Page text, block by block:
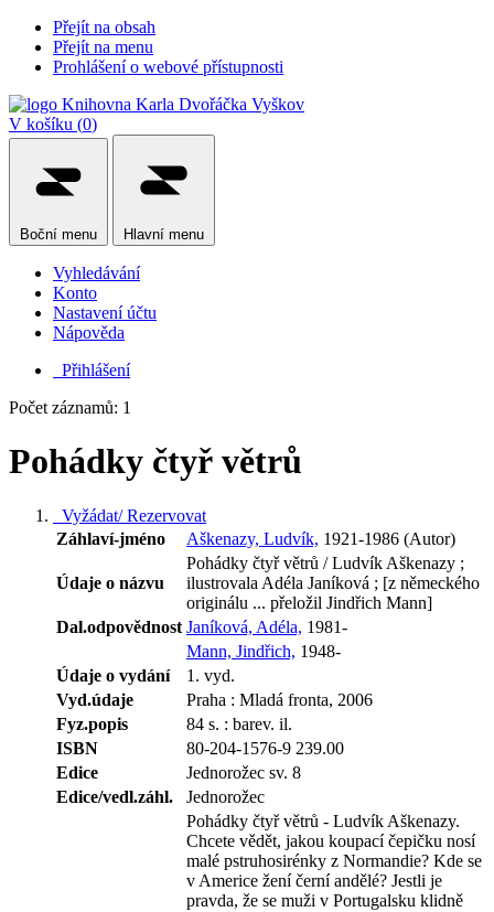
Přejít na obsah
Přejít na menu
Prohlášení o webové přístupnosti
V košíku (0)
Boční menu Hlavní menu
Vyhledávání
Konto
Nastavení účtu
Nápověda
Přihlášení
Počet záznamů: 1
Pohádky čtyř větrů
Vyžádat/ Rezervovat
Záhlaví-jméno
Aškenazy, Ludvík, 1921-1986 (Autor)
Údaje o názvu
Pohádky čtyř větrů / Ludvík Aškenazy ;
ilustrovala Adéla Janíková ; [z německého
originálu ... přeložil Jindřich Mann]
Dal.odpovědnost Janíková, Adéla, 1981-
Mann, Jindřich, 1948-
Údaje o vydání
1. vyd.
Vyd.údaje
Praha : Mladá fronta, 2006
Fyz.popis
84 s. : barev. il.
ISBN
80-204-1576-9 239.00
Edice
Jednorožec sv. 8
Edice/vedl.záhl.
Jednorožec
Pohádky čtyř větrů - Ludvík Aškenazy.
Chcete vědět, jakou koupací čepičku nosí
malé pstruhosirénky z Normandie? Kde se
v Americe žení černí andělé? Jestli je
pravda, že se muži v Portugalsku klidně